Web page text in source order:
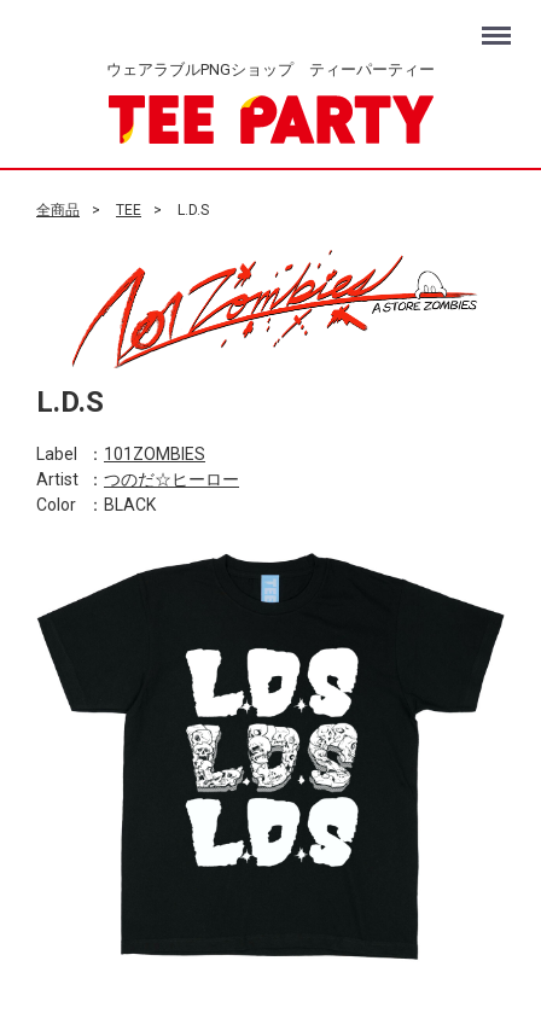
ウェアラブルPNGショップ ティーパーティー
Menu
全商品 TEE L.D.S
L.D.S
Label ： 101ZOMBIES
Artist
： つのだ☆ヒーロー
Color
：BLACK